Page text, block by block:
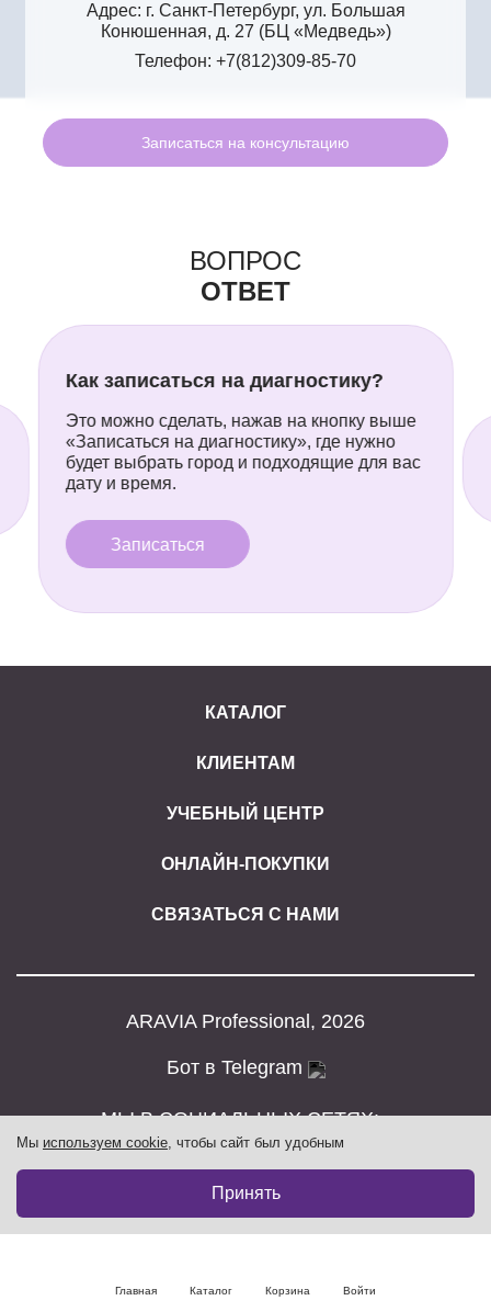
Адрес: г. Санкт-Петербург, ул. Большая
Конюшенная, д. 27 (БЦ «Медведь»)
Телефон: +7(812)309-85-70
Записаться на консультацию
ВОПРОС
ОТВЕТ
Как записаться на диагностику?
Это можно сделать, нажав на кнопку выше
«Записаться на диагностику», где нужно
будет выбрать город и подходящие для вас
дату и время.
Записаться
КАТАЛОГ
КЛИЕНТАМ
УЧЕБНЫЙ ЦЕНТР
ОНЛАЙН-ПОКУПКИ
СВЯЗАТЬСЯ С НАМИ
ARAVIA Professional, 2026
Бот в Telegram
МЫ В СОЦИАЛЬНЫХ СЕТЯХ:
Мы используем cookie, чтобы сайт был удобным
Принять
Главная Каталог Корзина Войти